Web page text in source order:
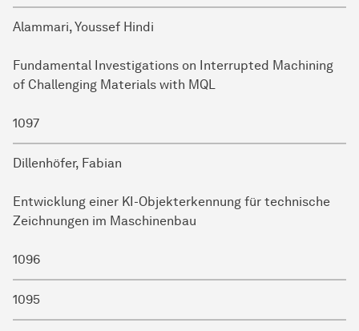
Alammari, Youssef Hindi
Fundamental Investigations on Interrupted Machining
of Challenging Materials with MQL
1097
Dillenhöfer, Fabian
Entwicklung einer KI-Objekterkennung für technische
Zeichnungen im Maschinenbau
1096
1095